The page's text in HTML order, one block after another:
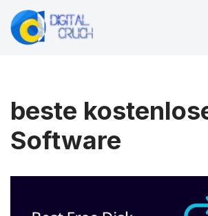
Zum
beste
Software